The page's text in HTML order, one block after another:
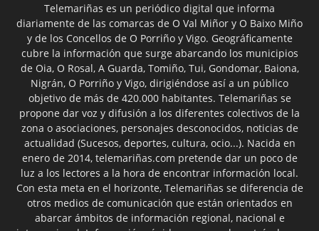
Telemariñas es un periódico digital que informa
diariamente de las comarcas de O Val Miñor y O Baixo Miño
y de los Concellos de O Porriño y Vigo. Geográficamente
cubre la información que surge abarcando los municipios
de Oia, O Rosal, A Guarda, Tomiño, Tui, Gondomar, Baiona,
Nigrán, O Porriño y Vigo, dirigiéndose así a un público
objetivo de más de 420.000 habitantes. Telemariñas se
propone dar voz y difusión a los diferentes colectivos de la
zona o asociaciones, personajes desconocidos, noticias de
actualidad (Sucesos, deportes, cultura, ocio...). Nacida en
enero de 2014, telemariñas.com pretende dar un poco de
luz a los lectores a la hora de encontrar información local.
Con esta meta en el horizonte, Telemariñas se diferencia de
otros medios de comunicación que están orientados en
abarcar ámbitos de información regional, nacional e